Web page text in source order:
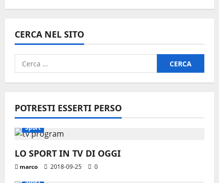
CERCA NEL SITO
Ricerca
per:
POTRESTI ESSERTI PERSO
Sport
LO SPORT IN TV DI OGGI
marco 2018-09-25
0
Sport